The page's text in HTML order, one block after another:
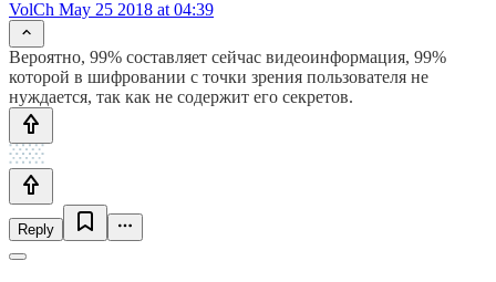
VolCh May 25 2018 at 04:39
Вероятно, 99% составляет сейчас видеоинформация, 99%
которой в шифровании с точки зрения пользователя не
нуждается, так как не содержит его секретов.
Reply